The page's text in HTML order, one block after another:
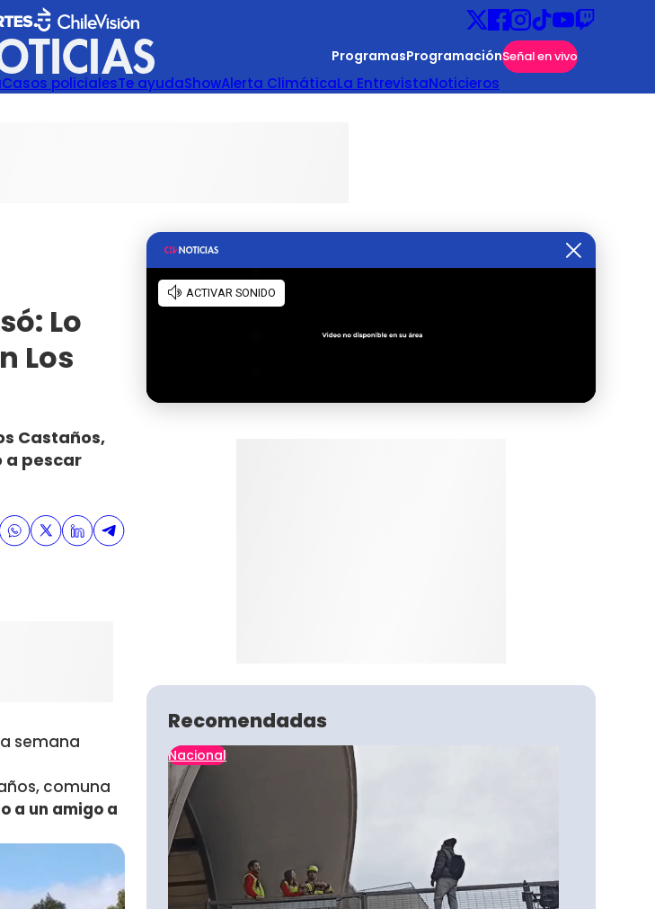
ProgramasProgramaciónSeñal en vivo
Casos policialesTe ayudaShowAlerta ClimáticaLa EntrevistaNoticieros
Lo
Los
Castaños,
a pescar
semana
comuna
a un amigo a
Recomendadas
Nacional